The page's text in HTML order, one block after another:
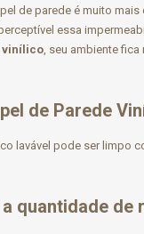
de parede é muito
essa
vinílico, seu ambiente
de Parede
lavável pode ser limpo
quantidade de